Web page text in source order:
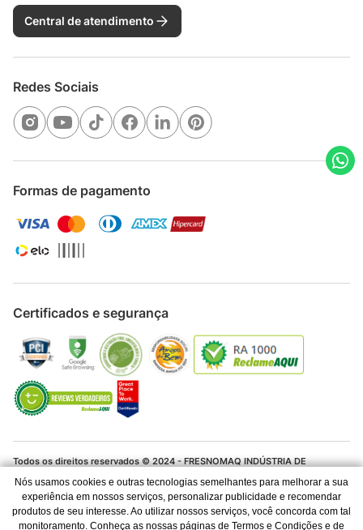
Nós usamos cookies e outras tecnologias semelhantes para melhorar a sua
experiência em nossos serviços, personalizar publicidade e recomendar
produtos de seu interesse. Ao utilizar nossos serviços, você concorda com tal
monitoramento. Conheça as nossas páginas de Termos e Condições e de
Central de atendimento
Redes Sociais
Formas de pagamento
Certificados e segurança
Todos os direitos reservados © 2024 - FRESNOMAQ INDÚSTRIA DE
Os preços e condições de pagamento são válidos para o dia de hoje e
exclusivas via Internet. Ofertas válidas até o término de nossos estoques
para a Internet. Vendas sujeitas à análise, confirmação de dados e